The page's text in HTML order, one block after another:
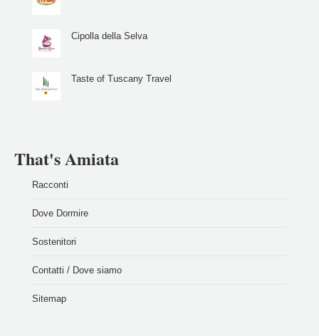
Cipolla della Selva
Taste of Tuscany Travel
That's Amiata
Racconti
Dove Dormire
Sostenitori
Contatti / Dove siamo
Sitemap